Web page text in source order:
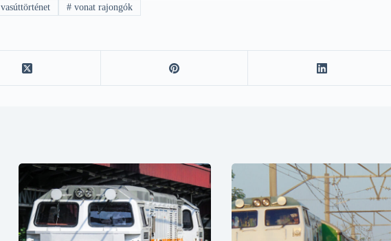
vasúttörténet # vonat rajongók